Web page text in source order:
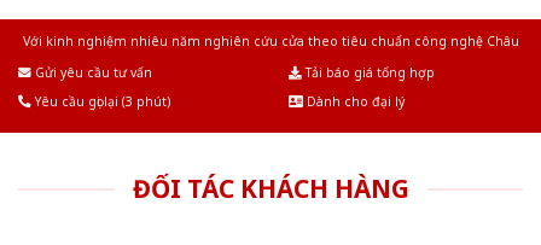
Với kinh nghiệm nhiêu năm nghiên cứu cửa theo tiêu chuẩn công nghệ Châu
Gửi yêu cầu tư vấn
Tải báo giá tổng hợp
Yêu cầu gọi lại (3 phút)
Dành cho đại lý
ĐỐI TÁC KHÁCH HÀNG